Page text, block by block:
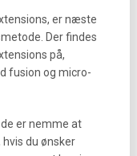
er næste
Der findes
på,
fusion og micro-
er nemme at
du ønsker